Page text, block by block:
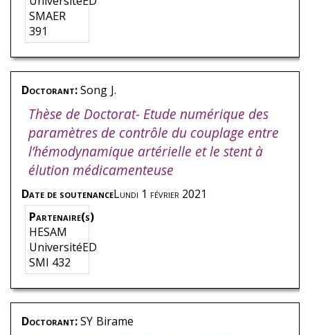
SMAER
391
Doctorant:Song J.
Thèse de Doctorat- Etude numérique des
paramètres de contrôle du couplage entre
l’hémodynamique artérielle et le stent à
élution médicamenteuse
Date de soutenanceLundi 1 février 2021
Partenaire(s)
HESAM
UniversitéED
SMI 432
Doctorant:SY Birame